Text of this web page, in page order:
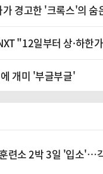
경고한 '크록스'의 숨
"12일부터 상·하한
개미 '부글부글'
련소 2박 3일 '입소'…